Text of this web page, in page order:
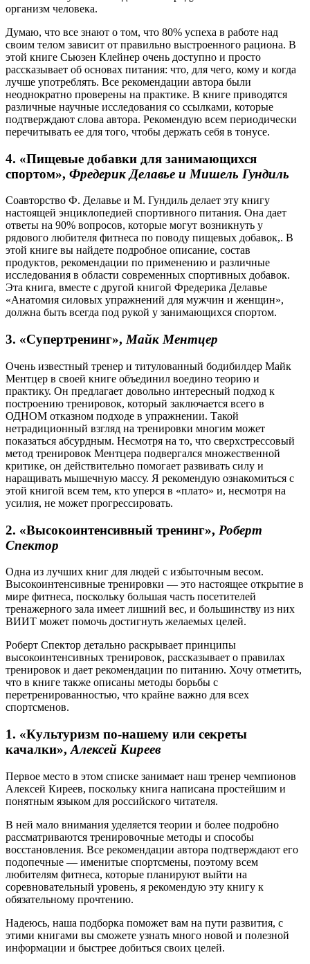
организм человека.
Думаю, что все знают о том, что 80% успеха в работе над
своим телом зависит от правильно выстроенного рациона. В
этой книге Сьюзен Клейнер очень доступно и просто
рассказывает об основах питания: что, для чего, кому и когда
лучше употреблять. Все рекомендации автора были
неоднократно проверены на практике. В книге приводятся
различные научные исследования со ссылками, которые
подтверждают слова автора. Рекомендую всем периодически
перечитывать ее для того, чтобы держать себя в тонусе.
4. «Пищевые добавки для занимающихся
спортом», Фредерик Делавье и Мишель Гундиль
Соавторство Ф. Делавье и М. Гундиль делает эту книгу
настоящей энциклопедией спортивного питания. Она дает
ответы на 90% вопросов, которые могут возникнуть у
рядового любителя фитнеса по поводу пищевых добавок,. В
этой книге вы найдете подробное описание, состав
продуктов, рекомендации по применению и различные
исследования в области современных спортивных добавок.
Эта книга, вместе с другой книгой Фредерика Делавье
«Анатомия силовых упражнений для мужчин и женщин»,
должна быть всегда под рукой у занимающихся спортом.
3. «Супертренинг», Майк Ментцер
Очень известный тренер и титулованный бодибилдер Майк
Ментцер в своей книге объединил воедино теорию и
практику. Он предлагает довольно интересный подход к
построению тренировок, который заключается всего в
ОДНОМ отказном подходе в упражнении. Такой
нетрадиционный взгляд на тренировки многим может
показаться абсурдным. Несмотря на то, что сверхстрессовый
метод тренировок Ментцера подвергался множественной
критике, он действительно помогает развивать силу и
наращивать мышечную массу. Я рекомендую ознакомиться с
этой книгой всем тем, кто уперся в «плато» и, несмотря на
усилия, не может прогрессировать.
2. «Высокоинтенсивный тренинг», Роберт
Спектор
Одна из лучших книг для людей с избыточным весом.
Высокоинтенсивные тренировки — это настоящее открытие в
мире фитнеса, поскольку большая часть посетителей
тренажерного зала имеет лишний вес, и большинству из них
ВИИТ может помочь достигнуть желаемых целей.
Роберт Спектор детально раскрывает принципы
высокоинтенсивных тренировок, рассказывает о правилах
тренировок и дает рекомендации по питанию. Хочу отметить,
что в книге также описаны методы борьбы с
перетренированностью, что крайне важно для всех
спортсменов.
1. «Культуризм по-нашему или секреты
качалки», Алексей Киреев
Первое место в этом списке занимает наш тренер чемпионов
Алексей Киреев, поскольку книга написана простейшим и
понятным языком для российского читателя.
В ней мало внимания уделяется теории и более подробно
рассматриваются тренировочные методы и способы
восстановления. Все рекомендации автора подтверждают его
подопечные — именитые спортсмены, поэтому всем
любителям фитнеса, которые планируют выйти на
соревновательный уровень, я рекомендую эту книгу к
обязательному прочтению.
Надеюсь, наша подборка поможет вам на пути развития, с
этими книгами вы сможете узнать много новой и полезной
информации и быстрее добиться своих целей.